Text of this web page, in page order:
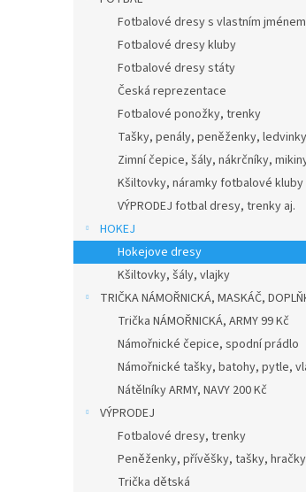
Fotbalové dresy s vlastním jménem
Fotbalové dresy kluby
Fotbalové dresy státy
Česká reprezentace
Fotbalové ponožky, trenky
Tašky, penály, peněženky, ledvinky
Zimní čepice, šály, nákrčníky,
Kšiltovky, náramky fotbalové kluby
VÝPRODEJ fotbal dresy, trenky aj.
HOKEJ
Hokejove dresy
Kšiltovky, šály, vlajky
TRIČKA NÁMOŘNICKÁ, MASKÁČ,
Trička NÁMOŘNICKÁ, ARMY 99 Kč
Námořnické čepice, spodní prádlo
Námořnické tašky, batohy, pytle,
Nátělníky ARMY, NAVY 200 Kč
VÝPRODEJ
Fotbalové dresy, trenky
Peněženky, přívěšky, tašky, hračky
Trička dětská